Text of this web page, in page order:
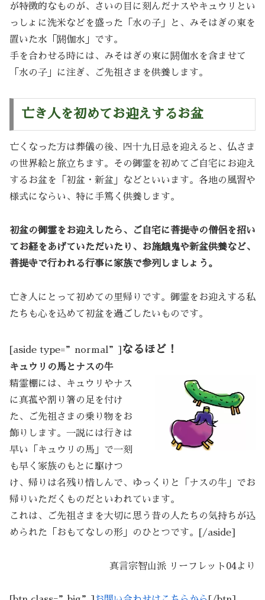
が特徴的なものが、さいの目に刻んだナスやキュウリとい
っしょに洗米などを盛った「水の子」と、みそはぎの束を
置いた水「閼伽水」です。
手を合わせる時には、みそはぎの束に閼伽水を含ませて
「水の子」に注ぎ、ご先祖さまを供養します。
亡き人を初めてお迎えするお盆
亡くなった方は葬儀の後、四十九日忌を迎えると、仏さま
の世界絵と旅立ちます。その御霊を初めてご自宅にお迎え
するお盆を「初盆・新盆」などといいます。各地の風習や
様式にならい、特に手篤く供養します。
初盆の御霊をお迎えしたら、ご自宅に菩提寺の僧侶を招い
てお経をあげていただいたり、お施餓鬼や新盆供養など、
菩提寺で行われる行事に家族で参列しましょう。
亡き人にとって初めての里帰りです。御霊をお迎えする私
たちも心を込めて初盆を過ごしたいものです。
[aside type=”normal”] なるほど！
キュウリの馬とナスの牛
精霊棚には、キュウリやナス
に真菰や割り箸の足を付け
た、ご先祖さまの乗り物をお
飾りします。一説には行きは
早い「キュウリの馬」で一刻
も早く家族のもとに駆けつ
け、帰りは名残り惜しんで、ゆっくりと「ナスの牛」でお
帰りいただくものだといわれています。
これは、ご先祖さまを大切に思う昔の人たちの気持ちが込
められた「おもてなしの形」のひとつです。[/aside]
真言宗智山派 リーフレット04より